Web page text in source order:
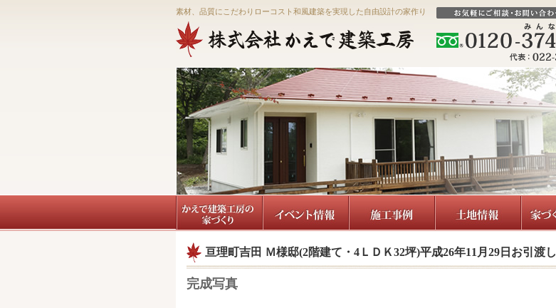
素材、品質にこだわりローコスト和風建築を実現した自由設計の家作り
亘理町吉田 Ｍ様邸(2階建て・4ＬＤＫ32坪)平成26年11月29日お引渡し
完成写真